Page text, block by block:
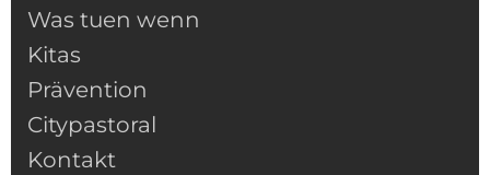
Was tuen wenn
Kitas
Prävention
Citypastoral
Kontakt